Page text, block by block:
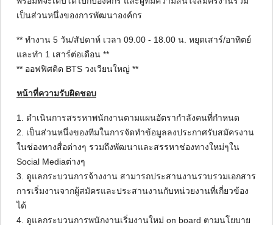
เป็นส่วนหนึ่งของการพัฒนาองค์กร
** ทำงาน 5 วัน/สัปดาห์ เวลา 09.00 - 18.00 น. หยุดเสาร์/อาทิตย์
และทำ 1 เสาร์ต่อเดือน **
** ออฟฟิศติด BTS วงเวียนใหญ่ **
หน้าที่ความรับผิดชอบ
1. ดำเนินการสรรหาพนักงานตามแผนอัตรากำลังคนที่กำหนด
2. เป็นส่วนหนึ่งของทีมในการจัดทำข้อมูลลงประกาศรับสมัครงาน
ในช่องทางสื่อต่างๆ รวมถึงพัฒนาและสรรหาช่องทางใหม่ๆใน
Social Mediaต่างๆ
3. ดูแลกระบวนการจ้างงาน สามารถประสานงานรวบรวมเอกสาร
การเริ่มงานจากผู้สมัครและประสานงานกับหน่วยงานที่เกี่ยวข้อง
ได้
4. ดูแลกระบวนการพนักงานเริ่มงานใหม่ on board ตามนโยบาย